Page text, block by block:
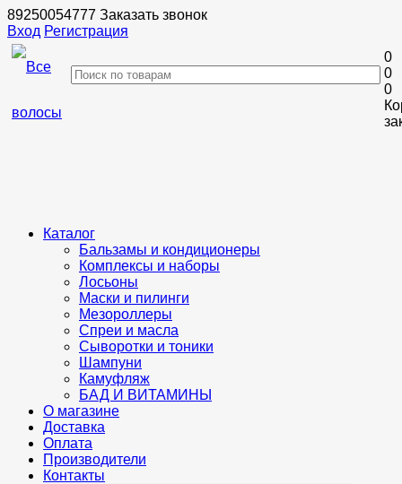
89250054777 Заказать звонок
Вход Регистрация
0
0
0
Каталог
Бальзамы и кондиционеры
Комплексы и наборы
Лосьоны
Маски и пилинги
Мезороллеры
Спреи и масла
Сыворотки и тоники
Шампуни
Камуфляж
БАД И ВИТАМИНЫ
О магазине
Доставка
Оплата
Производители
Контакты